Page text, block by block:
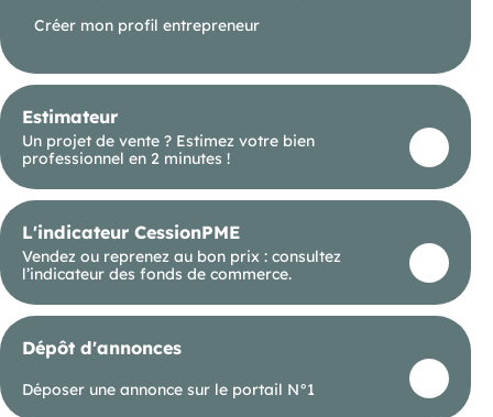
Créer mon profil entrepreneur
Estimateur
Un projet de vente ? Estimez votre bien
professionnel en 2 minutes !
L'indicateur CessionPME
Vendez ou reprenez au bon prix : consultez
l’indicateur des fonds de commerce.
Dépôt d'annonces
Déposer une annonce sur le portail N°1